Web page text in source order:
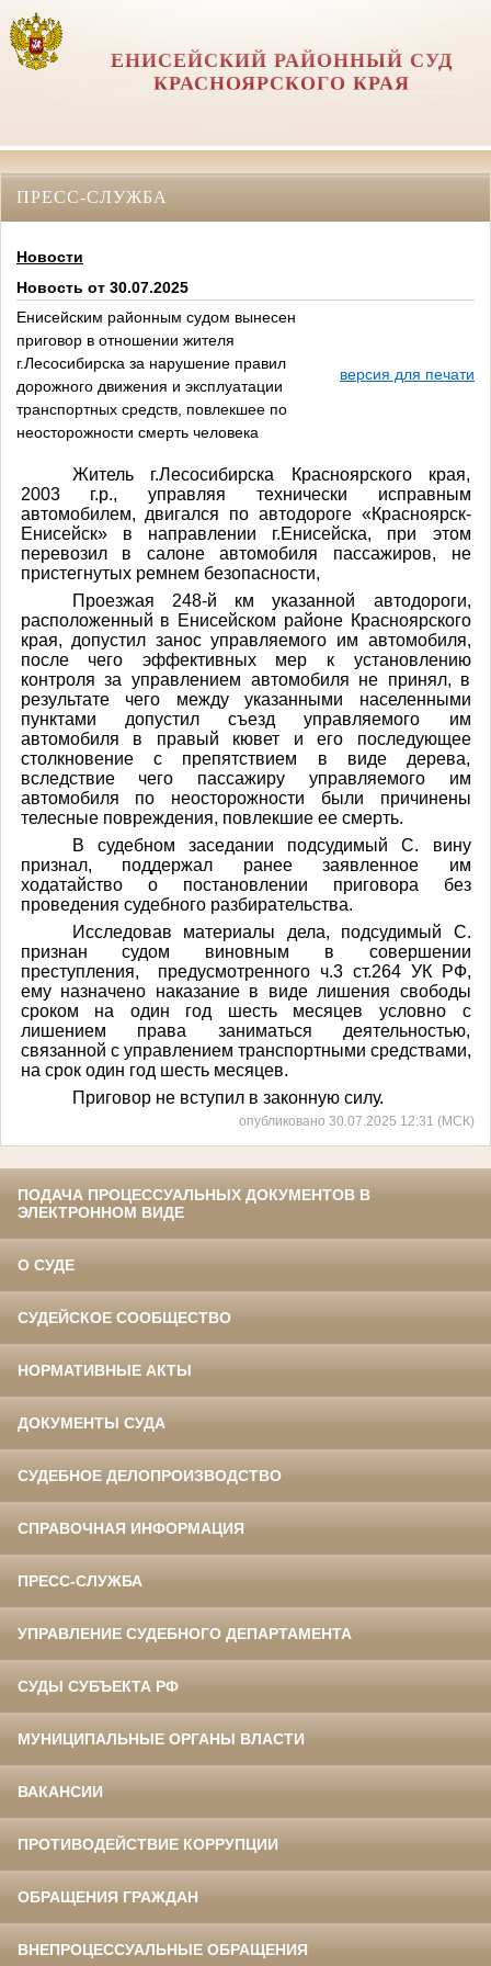
ЕНИСЕЙСКИЙ РАЙОННЫЙ СУД
КРАСНОЯРСКОГО КРАЯ
ПРЕСС-СЛУЖБА
Новости
Новость от 30.07.2025
Енисейским районным судом вынесен
приговор в отношении жителя
г.Лесосибирска за нарушение правил
дорожного движения и эксплуатации
транспортных средств, повлекшее по
неосторожности смерть человека
версия для печати
Житель г.Лесосибирска Красноярского края,
2003 г.р., управляя технически исправным
автомобилем, двигался по автодороге «Красноярск-
Енисейск» в направлении г.Енисейска, при этом
перевозил в салоне автомобиля пассажиров, не
пристегнутых ремнем безопасности,
Проезжая 248-й км указанной автодороги,
расположенный в Енисейском районе Красноярского
края, допустил занос управляемого им автомобиля,
после чего эффективных мер к установлению
контроля за управлением автомобиля не принял, в
результате чего между указанными населенными
пунктами допустил съезд управляемого им
автомобиля в правый кювет и его последующее
столкновение с препятствием в виде дерева,
вследствие чего пассажиру управляемого им
автомобиля по неосторожности были причинены
телесные повреждения, повлекшие ее смерть.
В судебном заседании подсудимый С. вину
признал, поддержал ранее заявленное им
ходатайство о постановлении приговора без
проведения судебного разбирательства.
Исследовав материалы дела, подсудимый С.
признан судом виновным в совершении
преступления, предусмотренного ч.3 ст.264 УК РФ,
ему назначено наказание в виде лишения свободы
сроком на один год шесть месяцев условно с
лишением права заниматься деятельностью,
связанной с управлением транспортными средствами,
на срок один год шесть месяцев.
Приговор не вступил в законную силу.
опубликовано 30.07.2025 12:31 (МСК)
ПОДАЧА ПРОЦЕССУАЛЬНЫХ ДОКУМЕНТОВ В
ЭЛЕКТРОННОМ ВИДЕ
О СУДЕ
СУДЕЙСКОЕ СООБЩЕСТВО
НОРМАТИВНЫЕ АКТЫ
ДОКУМЕНТЫ СУДА
СУДЕБНОЕ ДЕЛОПРОИЗВОДСТВО
СПРАВОЧНАЯ ИНФОРМАЦИЯ
ПРЕСС-СЛУЖБА
УПРАВЛЕНИЕ СУДЕБНОГО ДЕПАРТАМЕНТА
СУДЫ СУБЪЕКТА РФ
МУНИЦИПАЛЬНЫЕ ОРГАНЫ ВЛАСТИ
ВАКАНСИИ
ПРОТИВОДЕЙСТВИЕ КОРРУПЦИИ
ОБРАЩЕНИЯ ГРАЖДАН
ВНЕПРОЦЕССУАЛЬНЫЕ ОБРАЩЕНИЯ